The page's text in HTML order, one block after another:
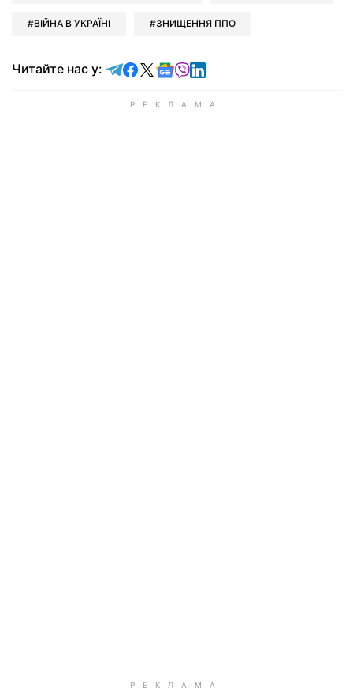
ВІЙНА В УКРАЇНІ ЗНИЩЕННЯ ППО
Читайте нас у: Читайте у Telegram
Читайте у Facebook
Читайте у X
Читайте у Google news
Читайте у Viber
Читайте у LinkedIn